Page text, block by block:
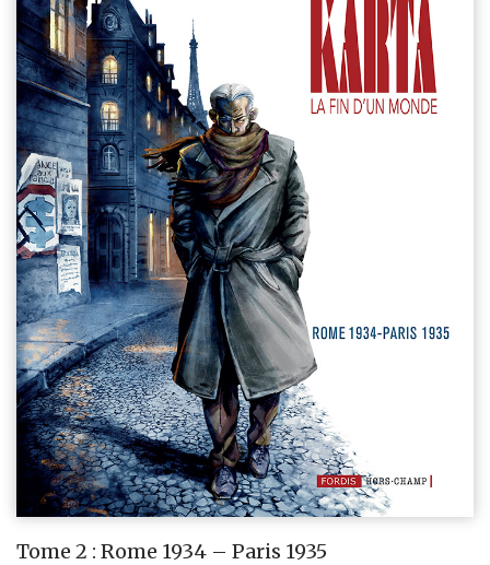
Tome 2 : Rome 1934 – Paris 1935